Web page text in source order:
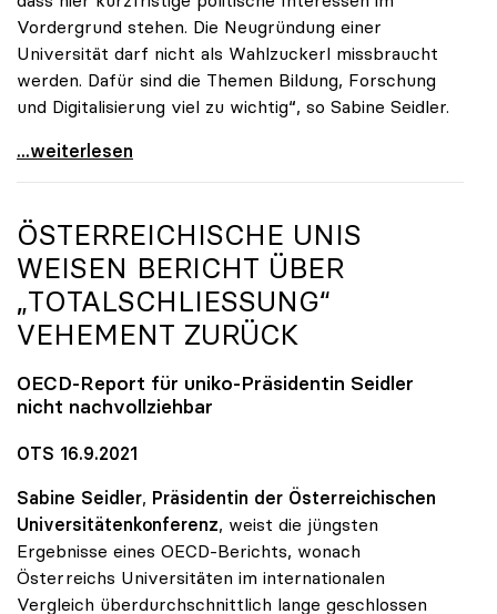
Vordergrund stehen. Die Neugründung einer
Universität darf nicht als Wahlzuckerl missbraucht
werden. Dafür sind die Themen Bildung, Forschung
und Digitalisierung viel zu wichtig“, so Sabine Seidler.
uniko-Präsidentin zur TU OÖ: „Völlig
...weiterlesen
ÖSTERREICHISCHE UNIS
WEISEN BERICHT ÜBER
„TOTALSCHLIESSUNG“ V
EHEMENT ZURÜCK
OECD-Report für uniko-Präsidentin Seidler
nicht nachvollziehbar
OTS 16.9.2021
Sabine Seidler, Präsidentin der Österreichischen
Universitätenkonferenz, weist die jüngsten
Ergebnisse eines OECD-Berichts, wonach
Österreichs Universitäten im internationalen
Vergleich überdurchschnittlich lange geschlossen